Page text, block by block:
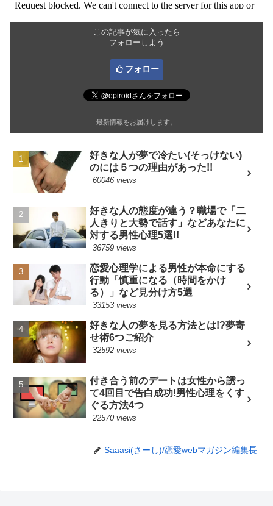
この記事が気に入ったら
フォローしよう
フォロー
最新情報をお届けします。
好きな人が夢で冷たい(そっけない)
のには５つの理由があった!!
60046 views
好きな人の態度が違う？職場で「二
人きりと大勢で話す」などあなたに
対する男性心理5選!!
36759 views
恋愛心理学による男性が本命にする
行動「慎重になる（時間をかけ
る）」など見分け方5選
33153 views
好きな人の夢を見る方法とは!?夢寄
せ術6つご紹介
32592 views
付き合う前のデートは女性から誘っ
て4回目で告白成功!男性心理をくす
ぐる方法4つ
22570 views
Saaasi(さーし)/恋愛webマガジン編集長